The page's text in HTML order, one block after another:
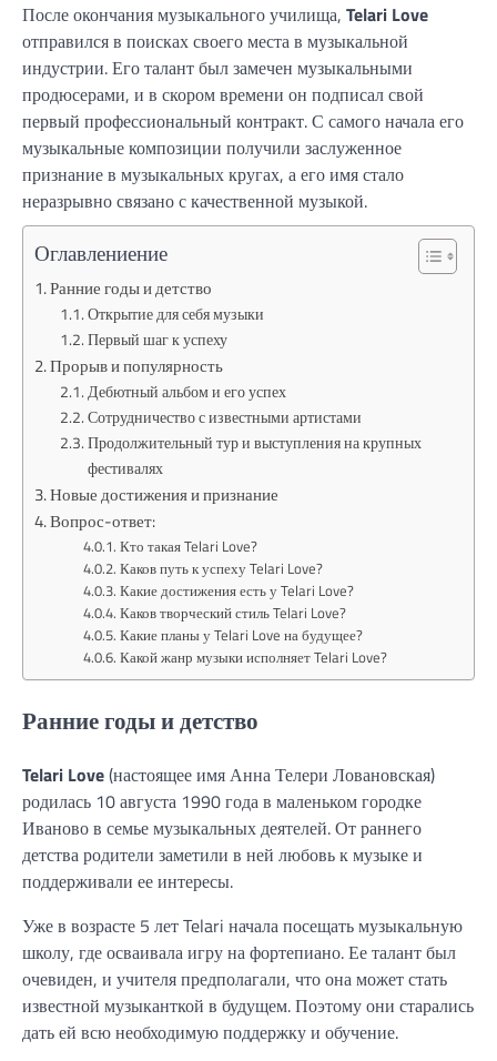
После окончания музыкального училища, Telari Love
отправился в поисках своего места в музыкальной
индустрии. Его талант был замечен музыкальными
продюсерами, и в скором времени он подписал свой
первый профессиональный контракт. С самого начала его
музыкальные композиции получили заслуженное
признание в музыкальных кругах, а его имя стало
неразрывно связано с качественной музыкой.
Оглавлениение
Ранние годы и детство
Открытие для себя музыки
Первый шаг к успеху
Прорыв и популярность
Дебютный альбом и его успех
Сотрудничество с известными артистами
Продолжительный тур и выступления на крупных
фестивалях
Новые достижения и признание
Вопрос-ответ:
Кто такая Telari Love?
Каков путь к успеху Telari Love?
Какие достижения есть у Telari Love?
Каков творческий стиль Telari Love?
Какие планы у Telari Love на будущее?
Какой жанр музыки исполняет Telari Love?
Ранние годы и детство
Telari Love(настоящее имя Анна Телери Ловановская)
родилась 10 августа 1990 года в маленьком городке
Иваново в семье музыкальных деятелей. От раннего
детства родители заметили в ней любовь к музыке и
поддерживали ее интересы.
Уже в возрасте 5 лет Telari начала посещать музыкальную
школу, где осваивала игру на фортепиано. Ее талант был
очевиден, и учителя предполагали, что она может стать
известной музыканткой в будущем. Поэтому они старались
дать ей всю необходимую поддержку и обучение.